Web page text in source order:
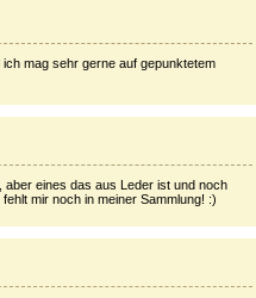
mag sehr gerne auf gepunktetem
aber eines das aus Leder ist und noch
mir noch in meiner Sammlung! :)